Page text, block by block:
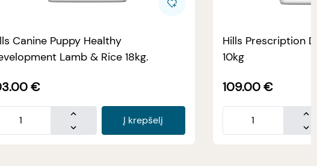
Canine Puppy Healthy
Lamb & Rice 18kg.
€
Į krepšelį
Hills Prescription
10kg
109.00 €